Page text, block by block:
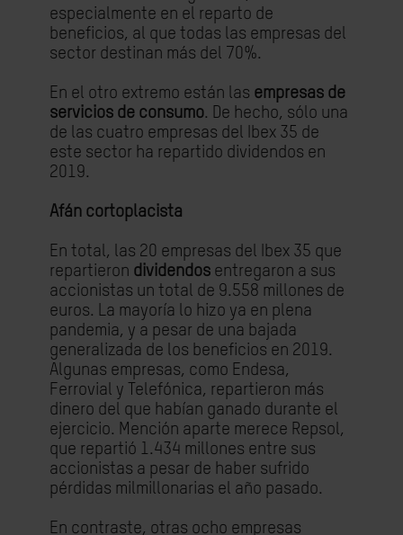
especialmente en el reparto de
beneficios, al que todas las empresas del
sector destinan más del 70%.
En el otro extremo están las empresas de
servicios de consumo. De hecho, sólo una
de las cuatro empresas del Ibex 35 de
este sector ha repartido dividendos en
2019.
Afán cortoplacista
En total, las 20 empresas del Ibex 35 que
repartieron dividendos entregaron a sus
accionistas un total de 9.558 millones de
euros. La mayoría lo hizo ya en plena
pandemia, y a pesar de una bajada
generalizada de los beneficios en 2019.
Algunas empresas, como Endesa,
Ferrovial y Telefónica, repartieron más
dinero del que habían ganado durante el
ejercicio. Mención aparte merece Repsol,
que repartió 1.434 millones entre sus
accionistas a pesar de haber sufrido
pérdidas milmillonarias el año pasado.
En contraste, otras ocho empresas